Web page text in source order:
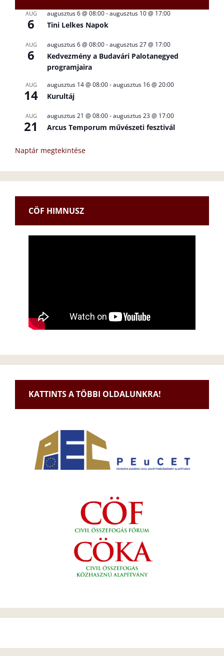
AUG
6
augusztus 6 @ 08:00-augusztus 10 @ 17:00
Tini Lelkes Napok
AUG
6
augusztus 6 @ 08:00-augusztus 27 @ 17:00
Kedvezmény a Budavári Palotanegyed
programjaira
AUG
14
augusztus 14 @ 08:00-augusztus 16 @ 20:00
Kurultáj
AUG
21
augusztus 21 @ 08:00-augusztus 23 @ 17:00
Arcus Temporum művészeti fesztivál
Naptár megtekintése
CÖF HIMNUSZ
KATTINTS A TÖBBI OLDALUNKRA!